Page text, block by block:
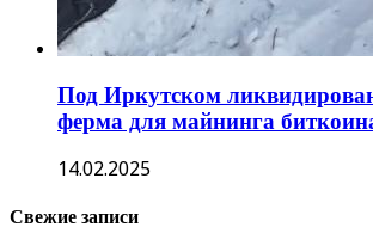
Под Иркутском
ферма для майнинга
14.02.2025
Свежие записи